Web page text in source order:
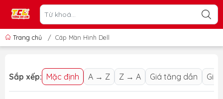
Trang chủ / Cáp Màn Hình Dell
Sắp xếp: Mặc định A → Z Z → A Giá tăng dần Giá